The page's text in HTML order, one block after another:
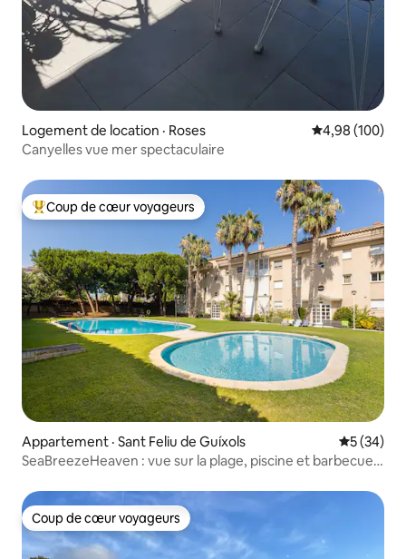
Logement de location · Roses Note
4,98 (100)
Canyelles vue mer spectaculaire
Coup de cœur voyageurs parmi les plus aimés
Coup de cœur voyageurs
Appartement · Sant Feliu de Guíxols Note
5 (34)
SeaBreezeHeaven : vue sur la plage, piscine et barbecue
Coup de cœur voyageurs
Coup de cœur voyageurs